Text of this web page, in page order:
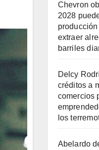
Chevron
2028
extraer
barriles
Delcy
créditos a
comercios
los
Abelardo